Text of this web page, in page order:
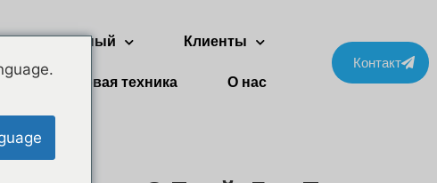
Двухэтажный
Клиенты
Бытовая техника
О нас
Контакт